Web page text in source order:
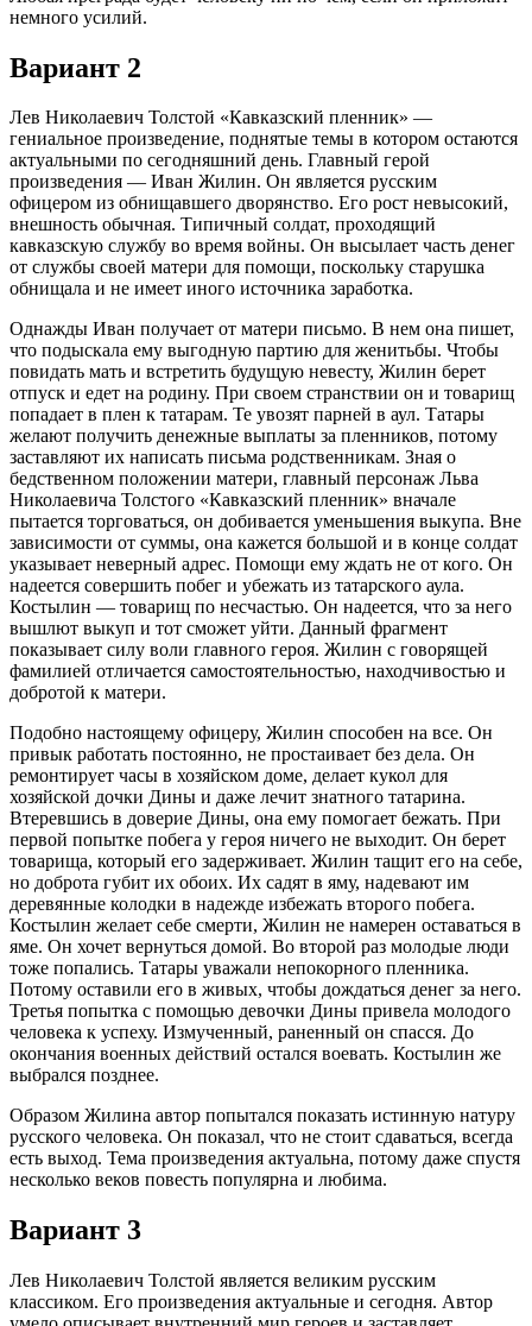
немного усилий.
Вариант 2
Лев Николаевич Толстой «Кавказский пленник» —
гениальное произведение, поднятые темы в котором остаются
актуальными по сегодняшний день. Главный герой
произведения — Иван Жилин. Он является русским
офицером из обнищавшего дворянство. Его рост невысокий,
внешность обычная. Типичный солдат, проходящий
кавказскую службу во время войны. Он высылает часть денег
от службы своей матери для помощи, поскольку старушка
обнищала и не имеет иного источника заработка.
Однажды Иван получает от матери письмо. В нем она пишет,
что подыскала ему выгодную партию для женитьбы. Чтобы
повидать мать и встретить будущую невесту, Жилин берет
отпуск и едет на родину. При своем странствии он и товарищ
попадает в плен к татарам. Те увозят парней в аул. Татары
желают получить денежные выплаты за пленников, потому
заставляют их написать письма родственникам. Зная о
бедственном положении матери, главный персонаж Льва
Николаевича Толстого «Кавказский пленник» вначале
пытается торговаться, он добивается уменьшения выкупа. Вне
зависимости от суммы, она кажется большой и в конце солдат
указывает неверный адрес. Помощи ему ждать не от кого. Он
надеется совершить побег и убежать из татарского аула.
Костылин — товарищ по несчастью. Он надеется, что за него
вышлют выкуп и тот сможет уйти. Данный фрагмент
показывает силу воли главного героя. Жилин с говорящей
фамилией отличается самостоятельностью, находчивостью и
добротой к матери.
Подобно настоящему офицеру, Жилин способен на все. Он
привык работать постоянно, не простаивает без дела. Он
ремонтирует часы в хозяйском доме, делает кукол для
хозяйской дочки Дины и даже лечит знатного татарина.
Втеревшись в доверие Дины, она ему помогает бежать. При
первой попытке побега у героя ничего не выходит. Он берет
товарища, который его задерживает. Жилин тащит его на себе,
но доброта губит их обоих. Их садят в яму, надевают им
деревянные колодки в надежде избежать второго побега.
Костылин желает себе смерти, Жилин не намерен оставаться в
яме. Он хочет вернуться домой. Во второй раз молодые люди
тоже попались. Татары уважали непокорного пленника.
Потому оставили его в живых, чтобы дождаться денег за него.
Третья попытка с помощью девочки Дины привела молодого
человека к успеху. Измученный, раненный он спасся. До
окончания военных действий остался воевать. Костылин же
выбрался позднее.
Образом Жилина автор попытался показать истинную натуру
русского человека. Он показал, что не стоит сдаваться, всегда
есть выход. Тема произведения актуальна, потому даже спустя
несколько веков повесть популярна и любима.
Вариант 3
Лев Николаевич Толстой является великим русским
классиком. Его произведения актуальные и сегодня. Автор